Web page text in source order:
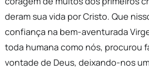
deram sua vida por Cristo. Que
confiança na bem-aventurada
toda humana como nós, procurou
vontade de Deus, deixando-nos